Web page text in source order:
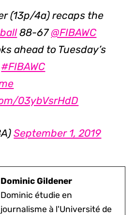
(13p/4a) recaps the
88-67@FIBAWC
ahead to Tuesday’s
#FIBAWC
03ybVsrHdD
September 1, 2019
Dominic Gildener
Dominic étudie en
journalisme à l'Université de